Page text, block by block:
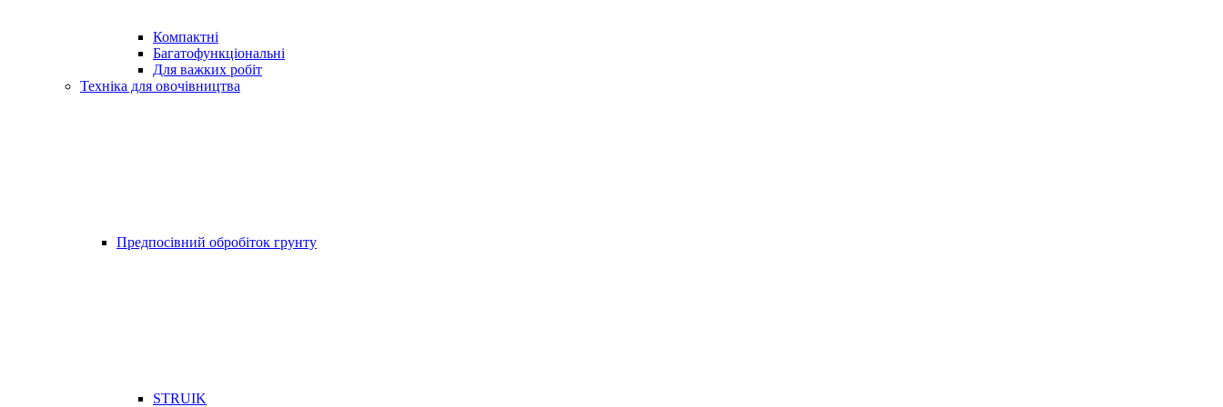
Компактні
Багатофункціональні
Для важких робіт
Техніка для овочівництва
Предпосівний обробіток грунту
STRUIK